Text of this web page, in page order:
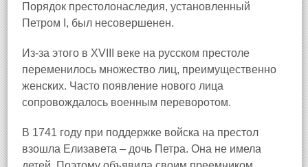
Порядок престолонаследия, установленный
Петром I, был несовершенен.
Из‑за этого в XVIII веке на русском престоле
переменилось множество лиц, преимущественно
женских. Часто появление нового лица
сопровождалось военным переворотом.
В 1741 году при поддержке войска на престол
взошла Елизавета – дочь Петра. Она не имела